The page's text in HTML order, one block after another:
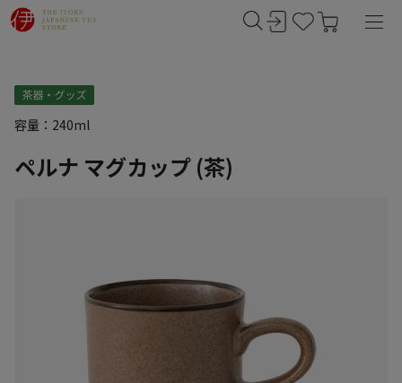
容量：240ml
ペルナ マグカップ (茶)